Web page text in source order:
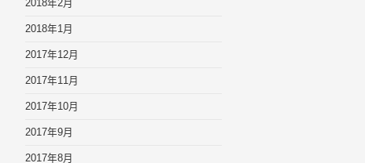
2018年2月
2018年1月
2017年12月
2017年11月
2017年10月
2017年9月
2017年8月